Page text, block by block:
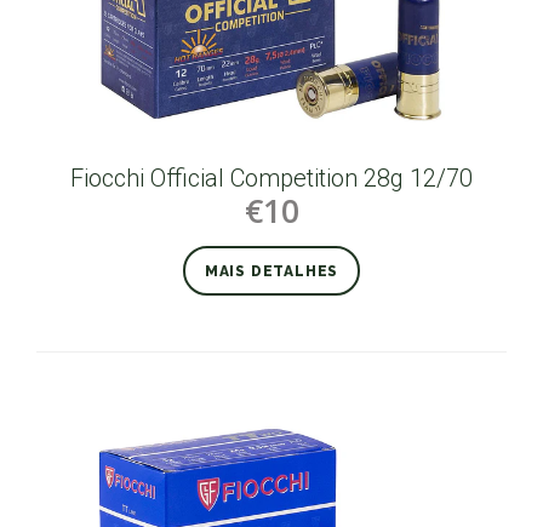
Fiocchi Official Competition 28g 12/70
€10
MAIS DETALHES